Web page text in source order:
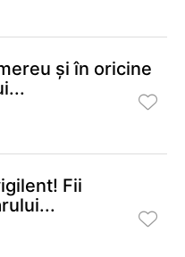
şi în oricine
Fii